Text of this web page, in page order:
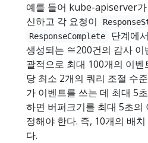
예를 들어 kube-apiserver
신하고 각 요청이
ResponseComplete
단계에
생성되는 ≅200건의 감사 이
괄적으로 최대 100개의 이
당 최소 2개의 쿼리 조절 수
가 이벤트를 쓰는 데 최대 5
하면 버퍼크기를 최대 5초의
정해야 한다. 즉, 10개의 배
다.